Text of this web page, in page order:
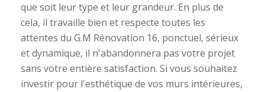
que soit leur type et leur grandeur. En plus de
cela, il travaille bien et respecte toutes les
attentes du G.M Rénovation 16, ponctuel, sérieux
et dynamique, il n'abandonnera pas votre projet
sans votre entière satisfaction. Si vous souhaitez
investir pour l'esthétique de vos murs intérieures,